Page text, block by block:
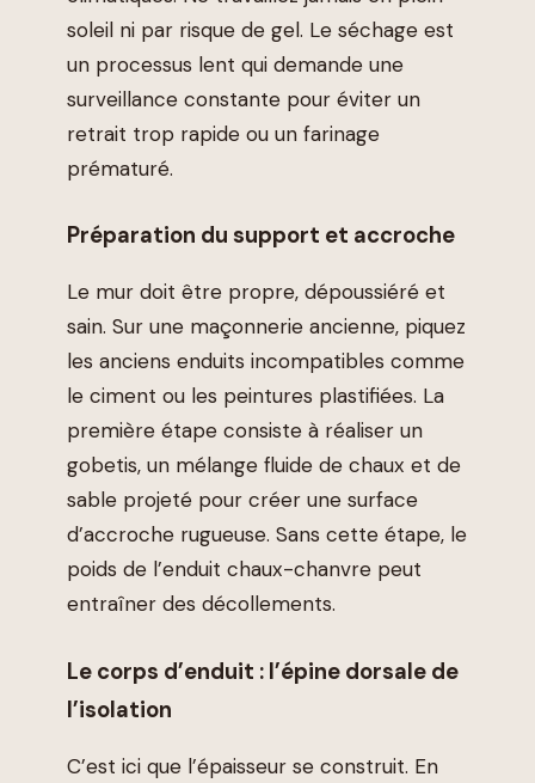
soleil ni par risque de gel. Le séchage est
un processus lent qui demande une
surveillance constante pour éviter un
retrait trop rapide ou un farinage
prématuré.
Préparation du support et accroche
Le mur doit être propre, dépoussiéré et
sain. Sur une maçonnerie ancienne, piquez
les anciens enduits incompatibles comme
le ciment ou les peintures plastifiées. La
première étape consiste à réaliser un
gobetis, un mélange fluide de chaux et de
sable projeté pour créer une surface
d’accroche rugueuse. Sans cette étape, le
poids de l’enduit chaux-chanvre peut
entraîner des décollements.
Le corps d’enduit : l’épine dorsale de
l’isolation
C’est ici que l’épaisseur se construit. En